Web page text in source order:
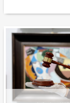
Jak dražit?